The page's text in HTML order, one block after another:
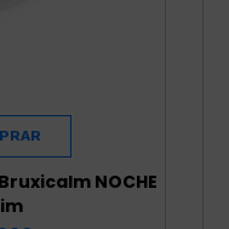
NOCHE